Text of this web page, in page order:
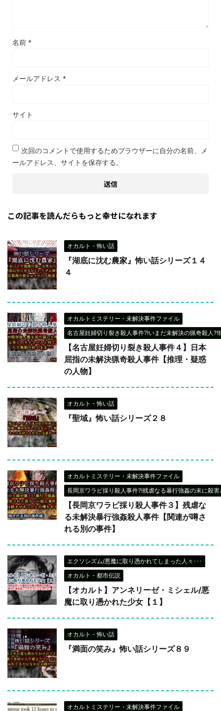
名前 *
メールアドレス *
サイト
次回のコメントで使用するためブラウザーに自分の名前、メ
ールアドレス、サイトを保存する。
この記事を読んだらもっと幸せになれます
オカルト・怖い話
『湖底に沈む農家』怖い話シリーズ１４
４
オカルトミステリー・未解決事件ファイル
名古屋妊婦切り裂き殺人事件?!いまだ未解決の猟奇殺人
【名古屋妊婦切り裂き殺人事件４】日本
屈指の未解決猟奇殺人事件【推理・疑惑
の人物】
オカルト・怖い話
『聖域』怖い話シリーズ２８
オカルトミステリー・未解決事件ファイル
長岡京ワラビ採り殺人事件?!残虐なる暴行強姦の末に殺
【長岡京ワラビ採り殺人事件３】残虐な
る未解決暴行強姦殺人事件【関連が噂さ
れる別の事件】
エクソシズム/悪魔に取り憑かれてしまった人々･･･
オカルト・都市伝説
【オカルト】アンネリーゼ・ミシェル/悪
魔に取り憑かれた少女【１】
オカルト・怖い話
『満面の笑み』怖い話シリーズ８９
オカルトミステリー・未解決事件ファイル